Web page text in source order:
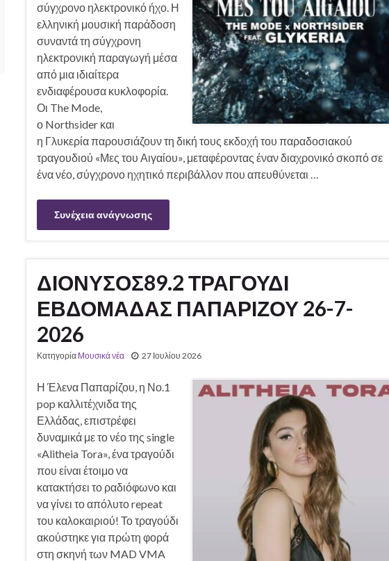
σύγχρονο ηλεκτρονικό ήχο. Η
ελληνική μουσική παράδοση
συναντά τη σύγχρονη
ηλεκτρονική παραγωγή μέσα
από μια ιδιαίτερα
ενδιαφέρουσα κυκλοφορία.
Οι The Mode,
ο Northsider και
η Γλυκερία παρουσιάζουν τη δική τους εκδοχή του παραδοσιακού
τραγουδιού «Μες του Αιγαίου», μεταφέροντας έναν διαχρονικό σκοπό σε
ένα νέο, σύγχρονο ηχητικό περιβάλλον που απευθύνεται …
Συνέχεια ανάγνωσης
ΔΙΟΝΥΣΟΣ89.2 ΤΡΑΓΟΥΔΙ
ΕΒΔΟΜΑΔΑΣ ΠΑΠΑΡΙΖΟΥ 26-7-
2026
Κατηγορία Μουσικά νέα 27 Ιουλίου 2026
Η Έλενα Παπαρίζου, η Νο.1
pop καλλιτέχνιδα της
Ελλάδας, επιστρέφει
δυναμικά με το νέο της single
«Alitheia Tora», ένα τραγούδι
που είναι έτοιμο να
κατακτήσει το ραδιόφωνο και
να γίνει το απόλυτο repeat
του καλοκαιριού! Το τραγούδι
ακούστηκε για πρώτη φορά
στη σκηνή των MAD VMA